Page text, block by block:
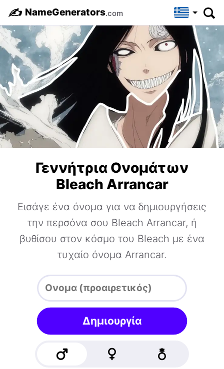
✍️ NameGenerators.com
Γεννήτρια Ονομάτων
Bleach Arrancar
Εισάγε ένα όνομα για να δημιουργήσεις
την περσόνα σου Bleach Arrancar, ή
βυθίσου στον κόσμο του Bleach με ένα
τυχαίο όνομα Arrancar.
Δημιουργία